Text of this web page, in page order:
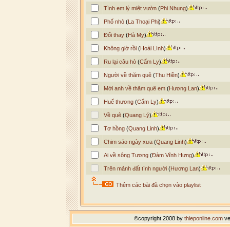
Tình em lý miệt vườn(Phi Nhung)
Phố nhỏ(La Thoại Phi)
Đổi thay(Hà My)
Không giờ rồi(Hoài LInh)
Ru lại câu hò(Cẩm Ly)
Người về thăm quê(Thu Hiền)
Mời anh về thăm quê em(Hương Lan)
Huế thương(Cẩm Ly)
Về quê(Quang Lý)
Tơ hồng(Quang Linh)
Chim sáo ngày xưa(Quang Linh)
Ai về sông Tương(Đàm Vĩnh Hưng)
Trên mảnh đất tình người(Hương Lan)
Thêm các bài đã chọn vào playlist
©copyright 2008 by thieponline.com